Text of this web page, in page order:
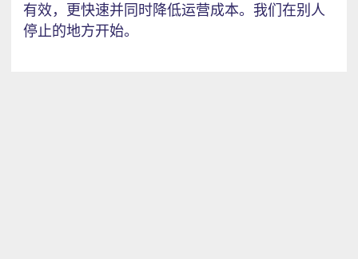
有效，更快速并同时降低运营成本。我们在别人
停止的地方开始。